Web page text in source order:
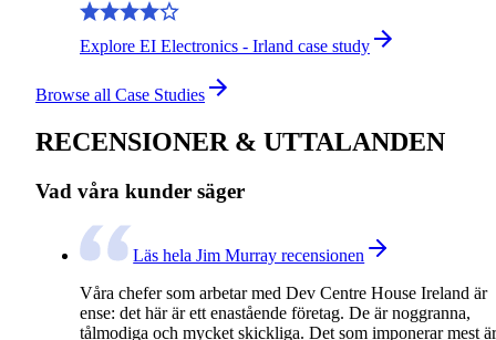
Explore EI Electronics - Irland case study
Browse all Case Studies
RECENSIONER & UTTALANDEN
Vad våra kunder säger
Läs hela Jim Murray recensionen
Våra chefer som arbetar med Dev Centre House Ireland är
ense: det här är ett enastående företag. De är noggranna,
tålmodiga och mycket skickliga. Det som imponerar mest är